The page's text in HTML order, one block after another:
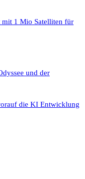
1 Mio Satelliten für
und der
die KI Entwicklung